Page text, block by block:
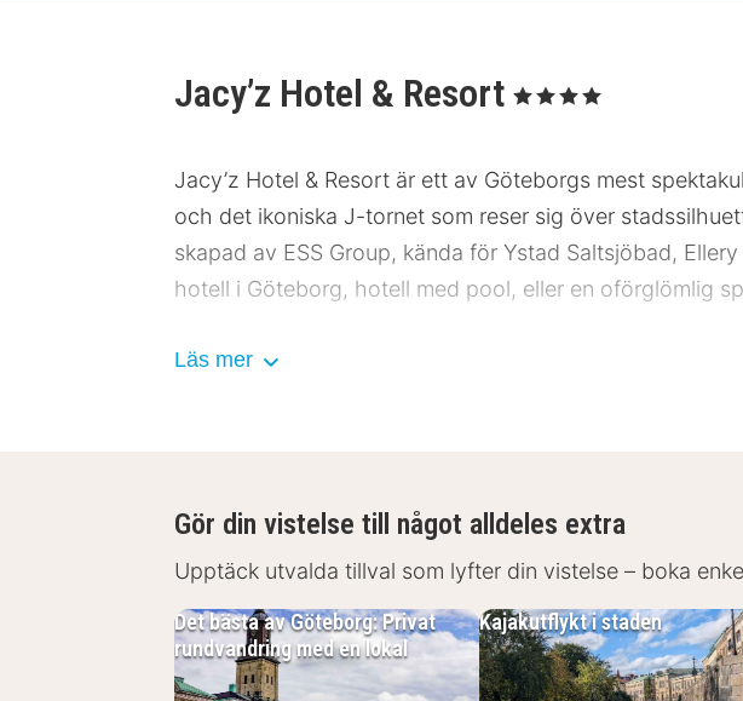
Jacy’z Hotel & Resort , 4 Stjärnor
Jacy’z Hotel & Resort är ett av Göteborgs mest
och det ikoniska J-tornet som reser sig över
skapad av ESS Group, kända för Ystad Saltsjöbad,
hotell i Göteborg, hotell med pool, eller en oförglömlig
Centralt läge i Göteborg med närhet till allt
Liseberg – 1,1 km
Trädgårdsföreningen – 1,5 km
Haga – 1,8 km
Jacyz Hotel & Resort ligger centralt i Göteborg, nära
Läs mer
Gör din vistelse till något alldeles extra
Upptäck utvalda tillval som lyfter din vistelse – boka
Det bästa av Göteborg: Privat
rundvandring med en lokal
Kajakutflykt i staden